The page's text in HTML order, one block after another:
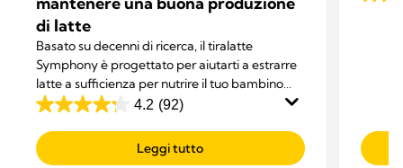
di latte
Basato su decenni di ricerca, il tiralatte
Symphony è progettato per aiutarti a estrarre
latte a sufficienza per nutrire il tuo bambino
esclusivamente con latte umano.
4.2 (92)
4.2
su
5
Leggi tutto
2.7